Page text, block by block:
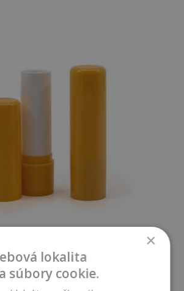
na pery, plast, žlto-oranžový
×
lokalita
súbory cookie.